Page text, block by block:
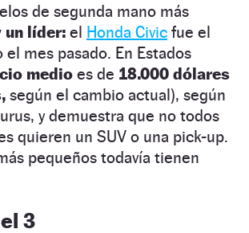
de segunda mano más
un líder: el Honda Civic fue el
mes pasado. En Estados
medio es de 18.000 dólares
según el cambio actual), según
y demuestra que no todos
quieren un SUV o una pick-up.
pequeños todavía tienen
3